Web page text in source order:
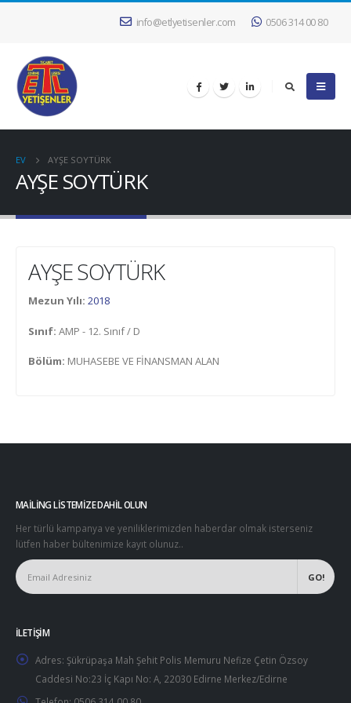
info@etlyetisenler.com 0506 314 00 80
EV AYŞE SOYTÜRK
AYŞE SOYTÜRK
AYŞE SOYTÜRK
Mezun Yılı: 2018
Sınıf: AMP - 12. Sınıf / D
Bölüm: MUHASEBE VE FİNANSMAN ALAN
MAILING LISTEMIZE DAHIL OLUN
Her türlü kampanya ve yeniliklerimizden haberdar olmak isterseniz
lütfen haber bültenimize kayıt olunuz..
İLETIŞIM
Adres: Şükrüpaşa Mah Şehit Polis Memuru Nefize Çetin Özsoy
Caddesi No:23 İç Kapı No: A, 22030 Edirne Merkez/Edirne